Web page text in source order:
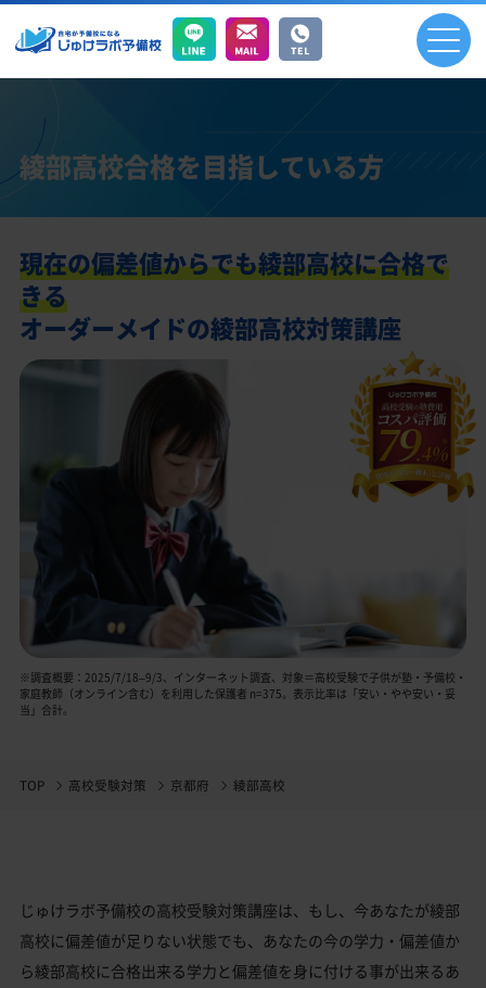
綾部高校合格を目指している方
現在の偏差値からでも綾部高校に合格で
きる
オーダーメイドの綾部高校対策講座
※調査概要：2025/7/18–9/3、インターネット調査、対象＝高校受験で子供が塾・予備校・
家庭教師（オンライン含む）を利用した保護者 n=375。表示比率は「安い・やや安い・妥
当」合計。
TOP 高校受験対策 京都府 綾部高校
じゅけラボ予備校の高校受験対策講座は、もし、今あなたが綾部
高校に偏差値が足りない状態でも、あなたの今の学力・偏差値か
ら綾部高校に合格出来る学力と偏差値を身に付ける事が出来るあ